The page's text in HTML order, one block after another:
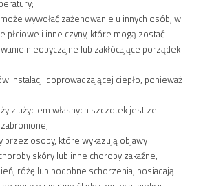
wywołać zażenowanie u innych osób, w
płciowe i inne czyny, które mogą zostać
nieobyczajne lub zakłócające porządek
instalacji doprowadzającej ciepło, ponieważ
z użyciem własnych szczotek jest ze
osoby, które wykazują objawy
skóry lub inne choroby zakaźne,
różę lub podobne schorzenia, posiadają